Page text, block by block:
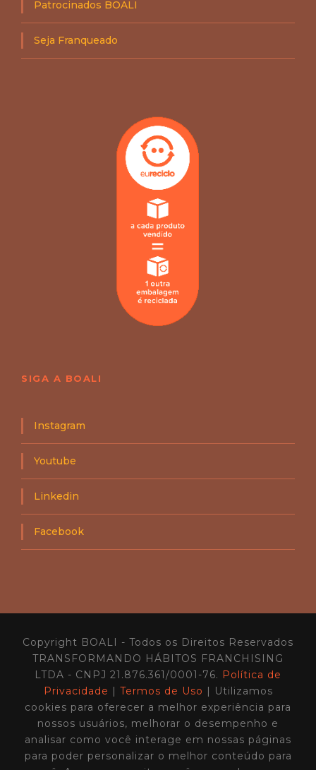
Patrocinados BOALI
Seja Franqueado
SIGA A BOALI
Instagram
Youtube
Linkedin
Facebook
Copyright BOALI - Todos os Direitos Reservados
TRANSFORMANDO HÁBITOS FRANCHISING
LTDA - CNPJ 21.876.361/0001-76. Política de
Privacidade | Termos de Uso | Utilizamos
cookies para oferecer a melhor experiência para
nossos usuários, melhorar o desempenho e
analisar como você interage em nossas páginas
para poder personalizar o melhor conteúdo para